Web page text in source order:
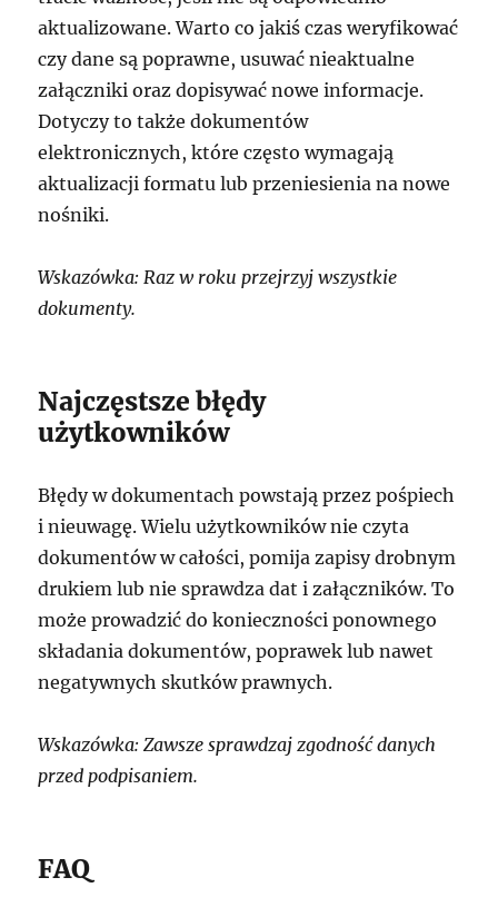
aktualizowane. Warto co jakiś czas weryfikować
czy dane są poprawne, usuwać nieaktualne
załączniki oraz dopisywać nowe informacje.
Dotyczy to także dokumentów
elektronicznych, które często wymagają
aktualizacji formatu lub przeniesienia na nowe
nośniki.
Wskazówka: Raz w roku przejrzyj wszystkie
dokumenty.
Najczęstsze błędy
użytkowników
Błędy w dokumentach powstają przez pośpiech
i nieuwagę. Wielu użytkowników nie czyta
dokumentów w całości, pomija zapisy drobnym
drukiem lub nie sprawdza dat i załączników. To
może prowadzić do konieczności ponownego
składania dokumentów, poprawek lub nawet
negatywnych skutków prawnych.
Wskazówka: Zawsze sprawdzaj zgodność danych
przed podpisaniem.
FAQ